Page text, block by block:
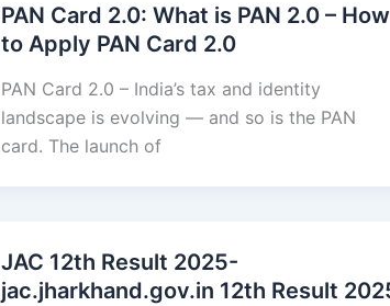
PAN Card 2.0: What is PAN 2.0 – How
to Apply PAN Card 2.0
PAN Card 2.0 – India’s tax and identity
landscape is evolving — and so is the PAN
card. The launch of
JAC 12th Result 2025-
jac.jharkhand.gov.in 12th Result